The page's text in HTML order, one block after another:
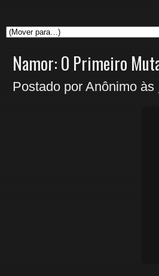
Namor: O Primeiro
Postado por Anônimo às